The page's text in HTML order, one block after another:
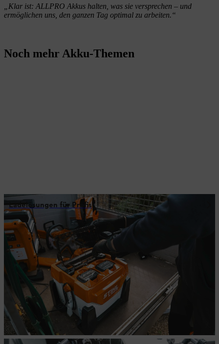
„Klar ist: ALLPRO Akkus halten, was sie versprechen – und
ermöglichen uns, den ganzen Tag optimal zu arbeiten.“
Noch mehr Akku-Themen
Ladelösungen für Profis